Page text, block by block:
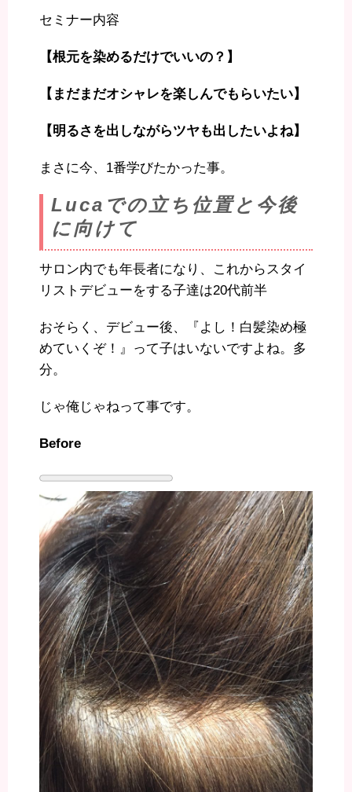
セミナー内容
【根元を染めるだけでいいの？】
【まだまだオシャレを楽しんでもらいたい】
【明るさを出しながらツヤも出したいよね】
まさに今、1番学びたかった事。
Lucaでの立ち位置と今後
に向けて
サロン内でも年長者になり、これからスタイ
リストデビューをする子達は20代前半
おそらく、デビュー後、『よし！白髪染め極
めていくぞ！』って子はいないですよね。多
分。
じゃ俺じゃねって事です。
Before